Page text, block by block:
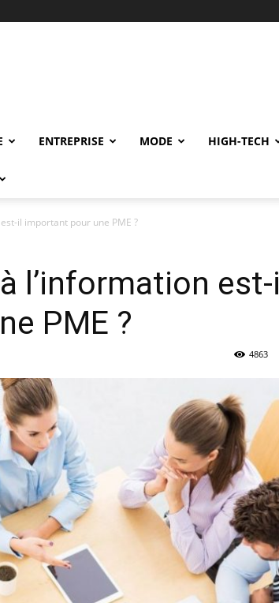
ENTREPRISE MODE HIGH-TECH
il important pour une PME ?
l’information est-il
PME ?
4863